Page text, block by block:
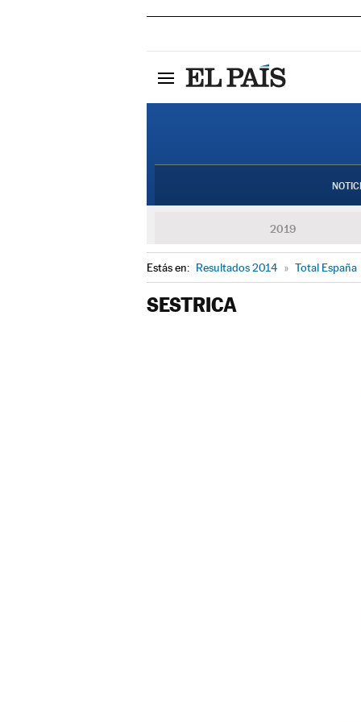
2019
Estás en: Resultados 2014 » Total España
SESTRICA